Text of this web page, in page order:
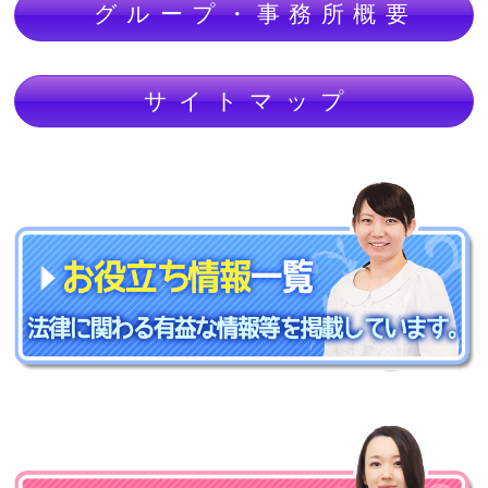
グループ・事務所概要
サイトマップ